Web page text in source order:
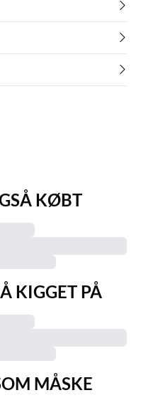
KØBT
KIGGET PÅ
MÅSKE